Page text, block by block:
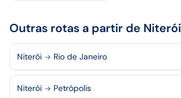
Outras rotas a partir de Niterói
Niterói Rio de Janeiro
Niterói Petrópolis